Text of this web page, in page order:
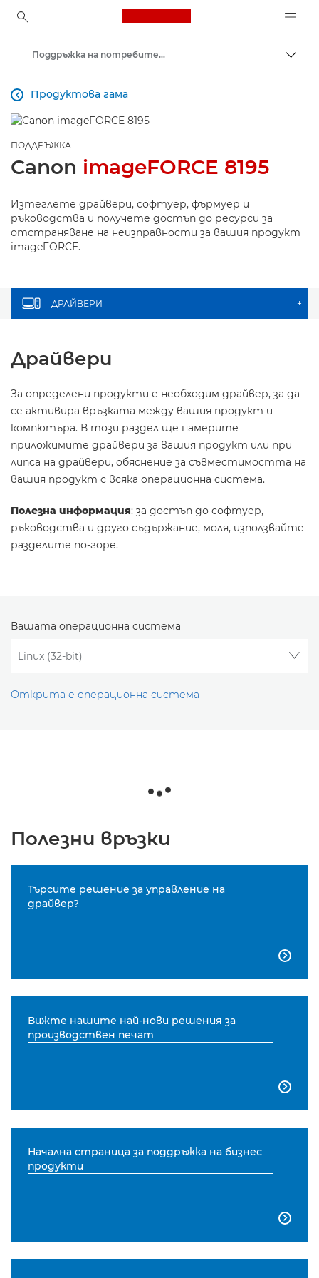
Canon Logo, back to
Поддръжка на потребителски продукти
Продуктова гама

ПОДДРЪЖКА
Canon imageFORCE 8195
Изтеглете драйвери, софтуер, фърмуер и
ръководства и получете достъп до ресурси за
отстраняване на неизправности за вашия продукт
imageFORCE.
ДРАЙВЕРИ +
Драйвери
За определени продукти е необходим драйвер, за да
се активира връзката между вашия продукт и
компютъра. В този раздел ще намерите
приложимите драйвери за вашия продукт или при
липса на драйвери, обяснение за съвместимостта на
вашия продукт с всяка операционна система.
Полезна информация: за достъп до софтуер,
ръководства и друго съдържание, моля, използвайте
разделите по-горе.
Вашата операционна система
Открита е операционна система
Полезни връзки
Търсите решение за управление на
драйвер?

Вижте нашите най-нови решения за
производствен печат

Начална страница за поддръжка на бизнес
продукти
